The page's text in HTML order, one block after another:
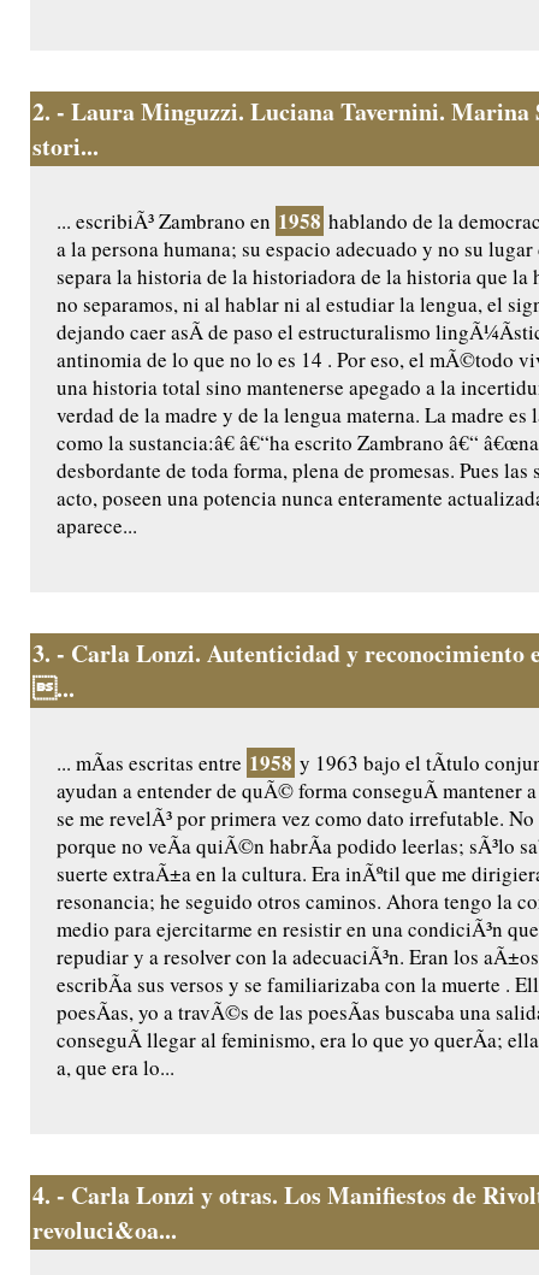
2. - Laura Minguzzi. Luciana Tavernini.
stori...
... escribiÃ³ Zambrano en 1958 hablando de la
a la persona humana; su espacio adecuado y no su
separa la historia de la historiadora de la historia que la
no separamos, ni al hablar ni al estudiar la lengua, el
dejando caer asÃ­ de paso el estructuralismo
antinomia de lo que no lo es 14 . Por eso, el mÃ©todo
una historia total sino mantenerse apegado a la
verdad de la madre y de la lengua materna. La madre
como la sustancia:â€ â€“ha escrito Zambrano â€“
desbordante de toda forma, plena de promesas. Pues
acto, poseen una potencia nunca enteramente
aparece...
3. - Carla Lonzi. Autenticidad y reconocimiento
...
... mÃ­as escritas entre 1958 y 1963 bajo el tÃ­tulo
ayudan a entender de quÃ© forma conseguÃ­ mantener
se me revelÃ³ por primera vez como dato irrefutable.
porque no veÃ­a quiÃ©n habrÃ­a podido leerlas; sÃ³lo
suerte extraÃ±a en la cultura. Era inÃºtil que me
resonancia; he seguido otros caminos. Ahora tengo la
medio para ejercitarme en resistir en una condiciÃ³n
repudiar y a resolver con la adecuaciÃ³n. Eran los
escribÃ­a sus versos y se familiarizaba con la muerte .
poesÃ­as, yo a travÃ©s de las poesÃ­as buscaba una
conseguÃ­ llegar al feminismo, era lo que yo querÃ­a;
a, que era lo...
4. - Carla Lonzi y otras. Los Manifiestos de
revoluci&oa...